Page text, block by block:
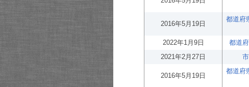
2016年5月19日
都道府
2022年1月9日 都道
2021年2月27日
2016年5月19日
都道府